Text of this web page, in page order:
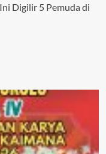
Digilir 5 Pemuda di